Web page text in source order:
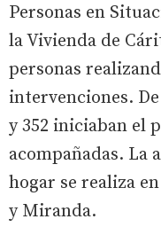
Personas en
la Vivienda de
personas
intervenciones.
y 352 iniciaban el
acompañadas. La
hogar se realiza
y Miranda.